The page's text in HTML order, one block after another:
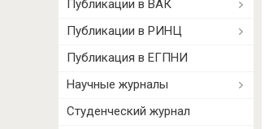
Публикации в ВАК
Публикации в РИНЦ
Публикация в ЕГПНИ
Научные журналы
Студенческий журнал